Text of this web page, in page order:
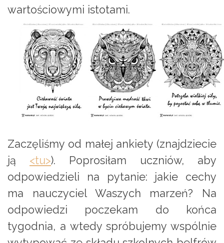
wartościowymi istotami.
Zaczęliśmy od małej ankiety (znajdziecie
ją <tu>). Poprosiłam uczniów, aby
odpowiedzieli na pytanie: jakie cechy
ma nauczyciel Waszych marzeń? Na
odpowiedzi poczekam do końca
tygodnia, a wtedy spróbujemy wspólnie